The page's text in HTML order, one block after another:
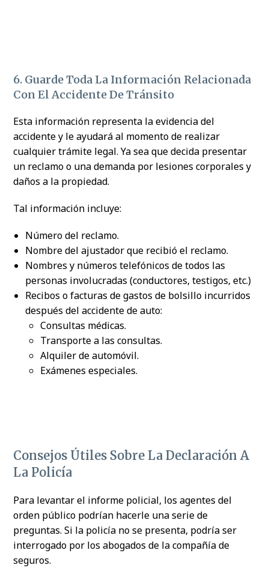
6. Guarde Toda La Información Relacionada
Con El Accidente De Tránsito
Esta información representa la evidencia del
accidente y le ayudará al momento de realizar
cualquier trámite legal. Ya sea que decida presentar
un reclamo o una demanda por lesiones corporales y
daños a la propiedad.
Tal información incluye:
Número del reclamo.
Nombre del ajustador que recibió el reclamo.
Nombres y números telefónicos de todos las
personas involucradas (conductores, testigos, etc.)
Recibos o facturas de gastos de bolsillo incurridos
después del accidente de auto:
Consultas médicas.
Transporte a las consultas.
Alquiler de automóvil.
Exámenes especiales.
Consejos Útiles Sobre La Declaración A
La Policía
Para levantar el informe policial, los agentes del
orden público podrían hacerle una serie de
preguntas. Si la policía no se presenta, podría ser
interrogado por los abogados de la compañía de
seguros.